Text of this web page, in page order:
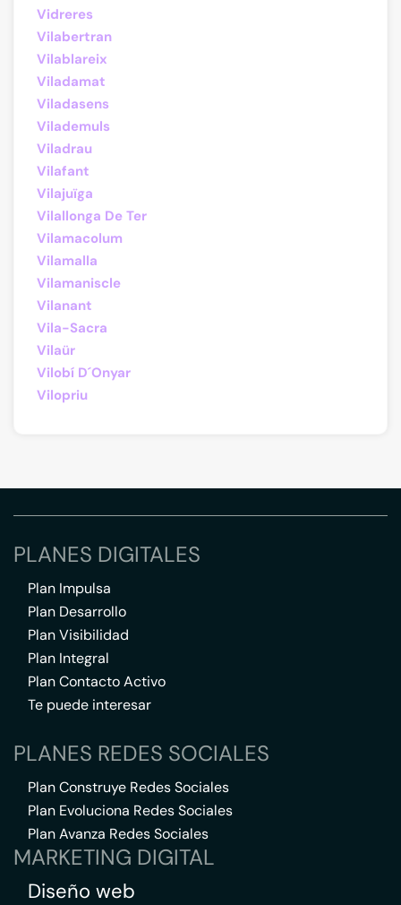
Vidreres
Vilabertran
Vilablareix
Viladamat
Viladasens
Vilademuls
Viladrau
Vilafant
Vilajuïga
Vilallonga De Ter
Vilamacolum
Vilamalla
Vilamaniscle
Vilanant
Vila-Sacra
Vilaür
Vilobí D´Onyar
Vilopriu
PLANES DIGITALES
Plan Impulsa
Plan Desarrollo
Plan Visibilidad
Plan Integral
Plan Contacto Activo
Te puede interesar
PLANES REDES SOCIALES
Plan Construye Redes Sociales
Plan Evoluciona Redes Sociales
Plan Avanza Redes Sociales
MARKETING DIGITAL
Diseño web